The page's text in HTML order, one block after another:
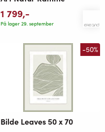
1 799,-
På lager 29. september
-50%
Bilde Leaves 50 x 70